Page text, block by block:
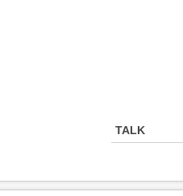
TALK